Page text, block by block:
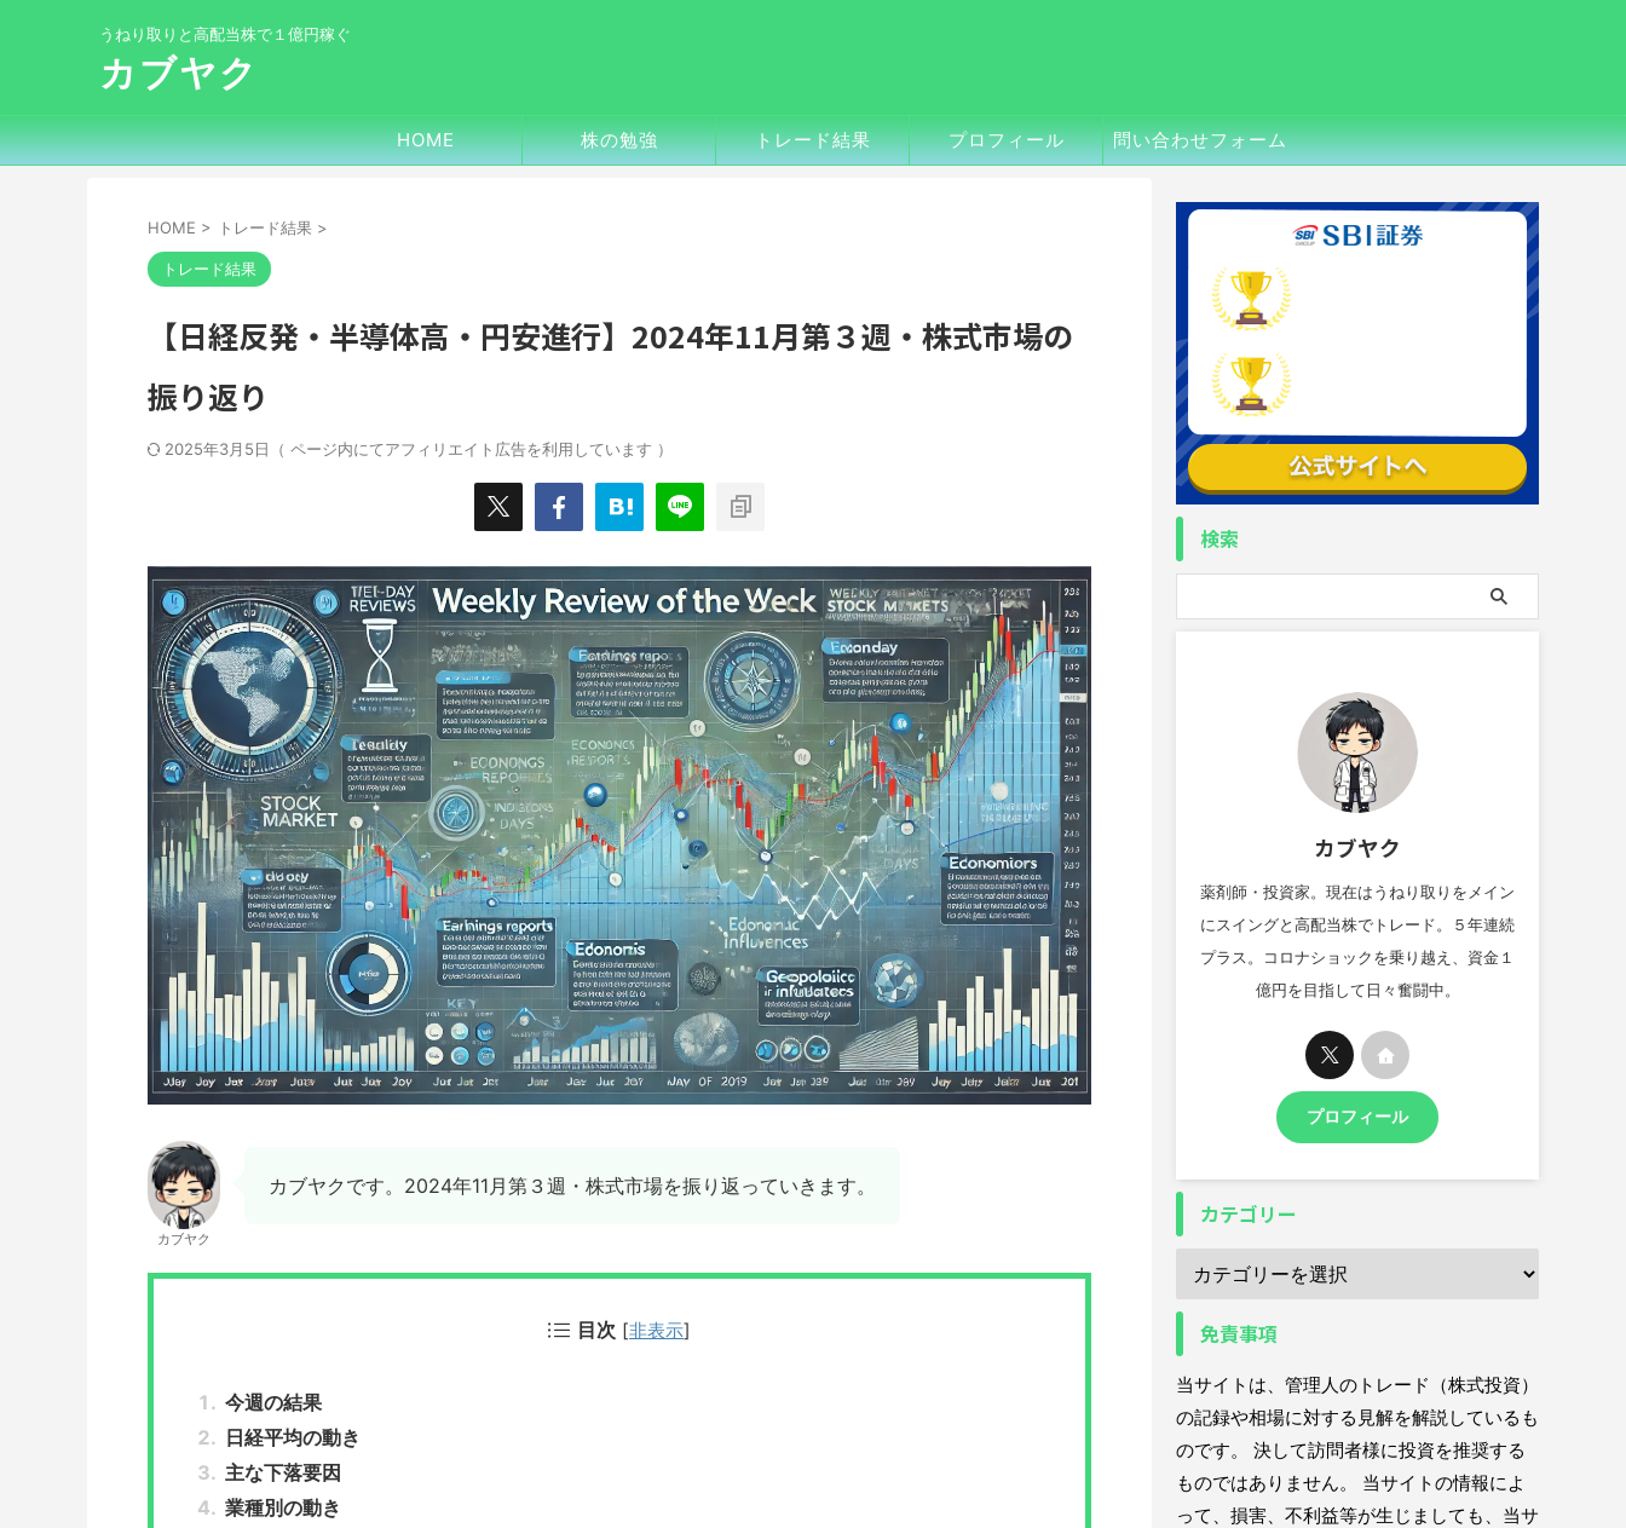
うねり取りと高配当株で１億円稼ぐ
カブヤク
HOME 株の勉強 トレード結果 プロフィール 問い合わせフォーム
HOME > トレード結果 >
トレード結果
【日経反発・半導体高・円安進行】2024年11月第３週・株式市場の
振り返り
2025年3月5日
カブヤク
カブヤクです。2024年11月第３週・株式市場を振り返っていきます。
目次 [非表示]
今週の結果
日経平均の動き
主な下落要因
業種別の動き
検索
カブヤク
薬剤師・投資家。現在はうねり取りをメイン
にスイングと高配当株でトレード。５年連続
プラス。コロナショックを乗り越え、資金１
億円を目指して日々奮闘中。
プロフィール
カテゴリー
免責事項
当サイトは、管理人のトレード（株式投資）
の記録や相場に対する見解を解説しているも
のです。 決して訪問者様に投資を推奨する
ものではありません。 当サイトの情報によ
って、損害、不利益等が生じましても、当サ